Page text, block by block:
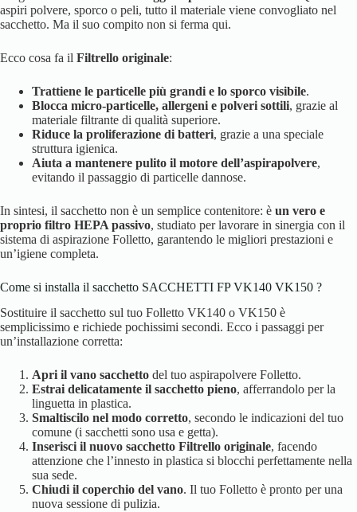
aspiri polvere, sporco o peli, tutto il materiale viene convogliato nel
sacchetto. Ma il suo compito non si ferma qui.
Ecco cosa fa il Filtrello originale:
Trattiene le particelle più grandi e lo sporco visibile.
Blocca micro-particelle, allergeni e polveri sottili, grazie al
materiale filtrante di qualità superiore.
Riduce la proliferazione di batteri, grazie a una speciale
struttura igienica.
Aiuta a mantenere pulito il motore dell’aspirapolvere,
evitando il passaggio di particelle dannose.
In sintesi, il sacchetto non è un semplice contenitore: è un vero e
proprio filtro HEPA passivo, studiato per lavorare in sinergia con il
sistema di aspirazione Folletto, garantendo le migliori prestazioni e
un’igiene completa.
Come si installa il sacchetto SACCHETTI FP VK140 VK150 ?
Sostituire il sacchetto sul tuo Folletto VK140 o VK150 è
semplicissimo e richiede pochissimi secondi. Ecco i passaggi per
un’installazione corretta:
Apri il vano sacchetto del tuo aspirapolvere Folletto.
Estrai delicatamente il sacchetto pieno, afferrandolo per la
linguetta in plastica.
Smaltiscilo nel modo corretto, secondo le indicazioni del tuo
comune (i sacchetti sono usa e getta).
Inserisci il nuovo sacchetto Filtrello originale, facendo
attenzione che l’innesto in plastica si blocchi perfettamente nella
sua sede.
Chiudi il coperchio del vano. Il tuo Folletto è pronto per una
nuova sessione di pulizia.